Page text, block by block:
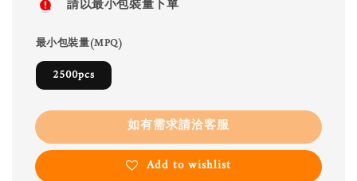
請以最小包裝量下單
最小包裝量(MPQ)
2500pcs
如有需求請洽客服
Add to wishlist